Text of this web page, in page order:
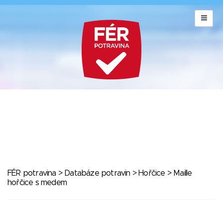
FÉR potravina > Databáze potravin > Hořčice > Maille
hořčice s medem